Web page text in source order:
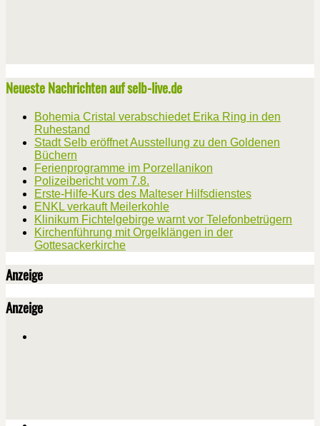
Neueste Nachrichten auf selb-live.de
Bohemia Cristal verabschiedet Erika Ring in den
Ruhestand
Stadt Selb eröffnet Ausstellung zu den Goldenen
Büchern
Ferienprogramme im Porzellanikon
Polizeibericht vom 7.8.
Erste-Hilfe-Kurs des Malteser Hilfsdienstes
ENKL verkauft Meilerkohle
Klinikum Fichtelgebirge warnt vor Telefonbetrügern
Kirchenführung mit Orgelklängen in der
Gottesackerkirche
Anzeige
Anzeige